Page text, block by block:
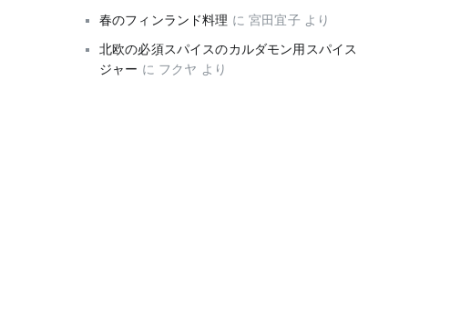
春のフィンランド料理 に宮田宜子 より
北欧の必須スパイスのカルダモン用スパイス
ジャー に フクヤ より